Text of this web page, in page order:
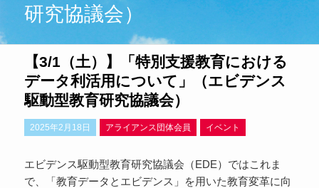
研究協議会）
【3/1（土）】「特別支援教育における
データ利活用について」（エビデンス
駆動型教育研究協議会）
2025年2月18日 アライアンス団体会員 イベント
エビデンス駆動型教育研究協議会（EDE）ではこれま
で、「教育データとエビデンス」を用いた教育変革に向